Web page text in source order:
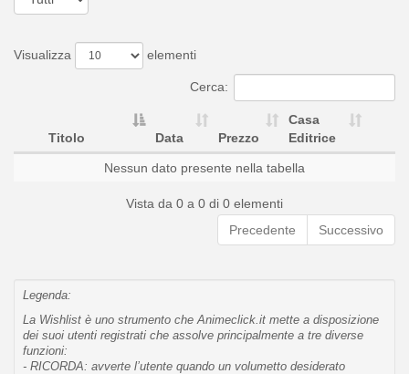
Visualizza elementi
Cerca:
Titolo Data Prezzo
Casa
Editrice
Nessun dato presente nella tabella
Vista da 0 a 0 di 0 elementi
Precedente
Successivo
Legenda:
La Wishlist è uno strumento che Animeclick.it mette a disposizione
dei suoi utenti registrati che assolve principalmente a tre diverse
funzioni:
- RICORDA: avverte l’utente quando un volumetto desiderato